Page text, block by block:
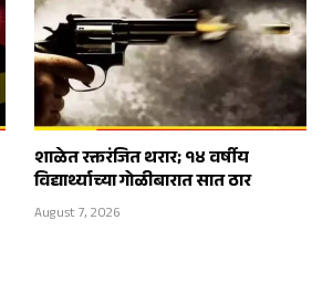
शाळेत रक्तरंजित थरार; १४ वर्षीय
विद्यार्थ्याच्या गोळीबारात सात ठार
August 7, 2026